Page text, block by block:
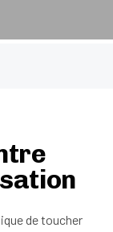
de toucher